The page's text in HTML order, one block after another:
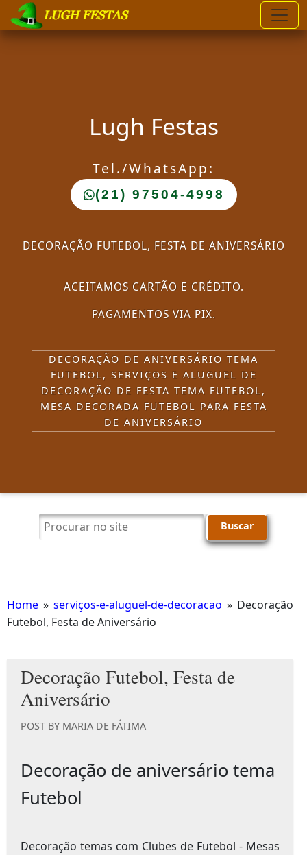
Lugh Festas
Tel./WhatsApp:
(21) 97504-4998
DECORAÇÃO FUTEBOL, FESTA DE ANIVERSÁRIO
ACEITAMOS CARTÃO E CRÉDITO.
PAGAMENTOS VIA PIX.
DECORAÇÃO DE ANIVERSÁRIO TEMA
FUTEBOL, SERVIÇOS E ALUGUEL DE
DECORAÇÃO DE FESTA TEMA FUTEBOL,
MESA DECORADA FUTEBOL PARA FESTA
DE ANIVERSÁRIO
Procurar
Home » serviços-e-aluguel-de-decoracao » Decoração
Futebol, Festa de Aniversário
Decoração Futebol, Festa de
Aniversário
POST BY MARIA DE FÁTIMA
Decoração de aniversário tema
Futebol
Decoração temas com Clubes de Futebol - Mesas